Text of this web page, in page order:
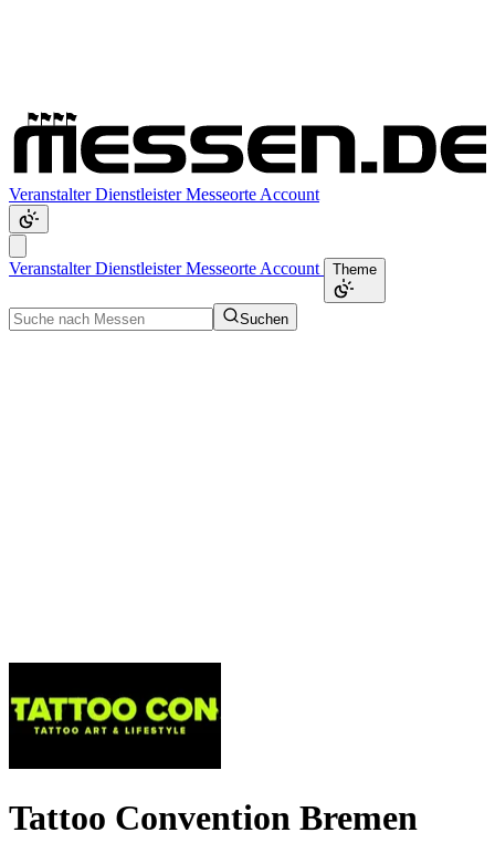
VeranstalterDienstleisterMesseorte Account
VeranstalterDienstleisterMesseorte Account Theme
Suchen
Tattoo Convention Bremen